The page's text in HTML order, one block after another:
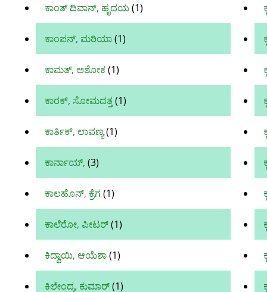
ಕಾಂತ್ ದಿವಾನ್, ಹೃದಯ(1)
ಕಾಂಪನ್, ಮರಿಯಾ(1)
ಕಾಮತ್, ಅಶೋಕ(1)
ಕಾರಕ್, ಸೋಮದತ್ತ (1)
ಕಾರ್ತಿಕ್‌, ಲಾವಣ್ಯ(1)
ಕಾರ್ನಾಯ್, (3)
ಕಾಲಹೊನ್, ಕ್ರೆಗ (1)
ಕಾಲೆರೋ, ಪೀಟರ್(1)
ಕಿದ್ವಾಯಿ, ಆಯೆಶಾ(1)
ಕಿಲೇಂದ್ರ, ಕುಮಾರ್‌(1)